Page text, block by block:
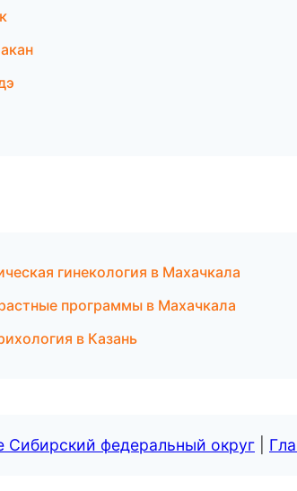
гинекология в Махачкала
программы в Махачкала
в Казань
Сибирский федеральный округ